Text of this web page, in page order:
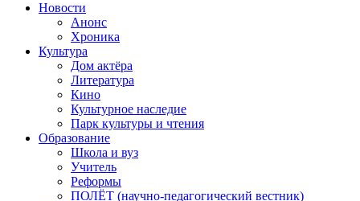
Новости
Анонс
Хроника
Культура
Дом актёра
Литература
Кино
Культурное наследие
Парк культуры и чтения
Образование
Школа и вуз
Учитель
Реформы
ПОЛЁТ (научно-педагогический вестник)